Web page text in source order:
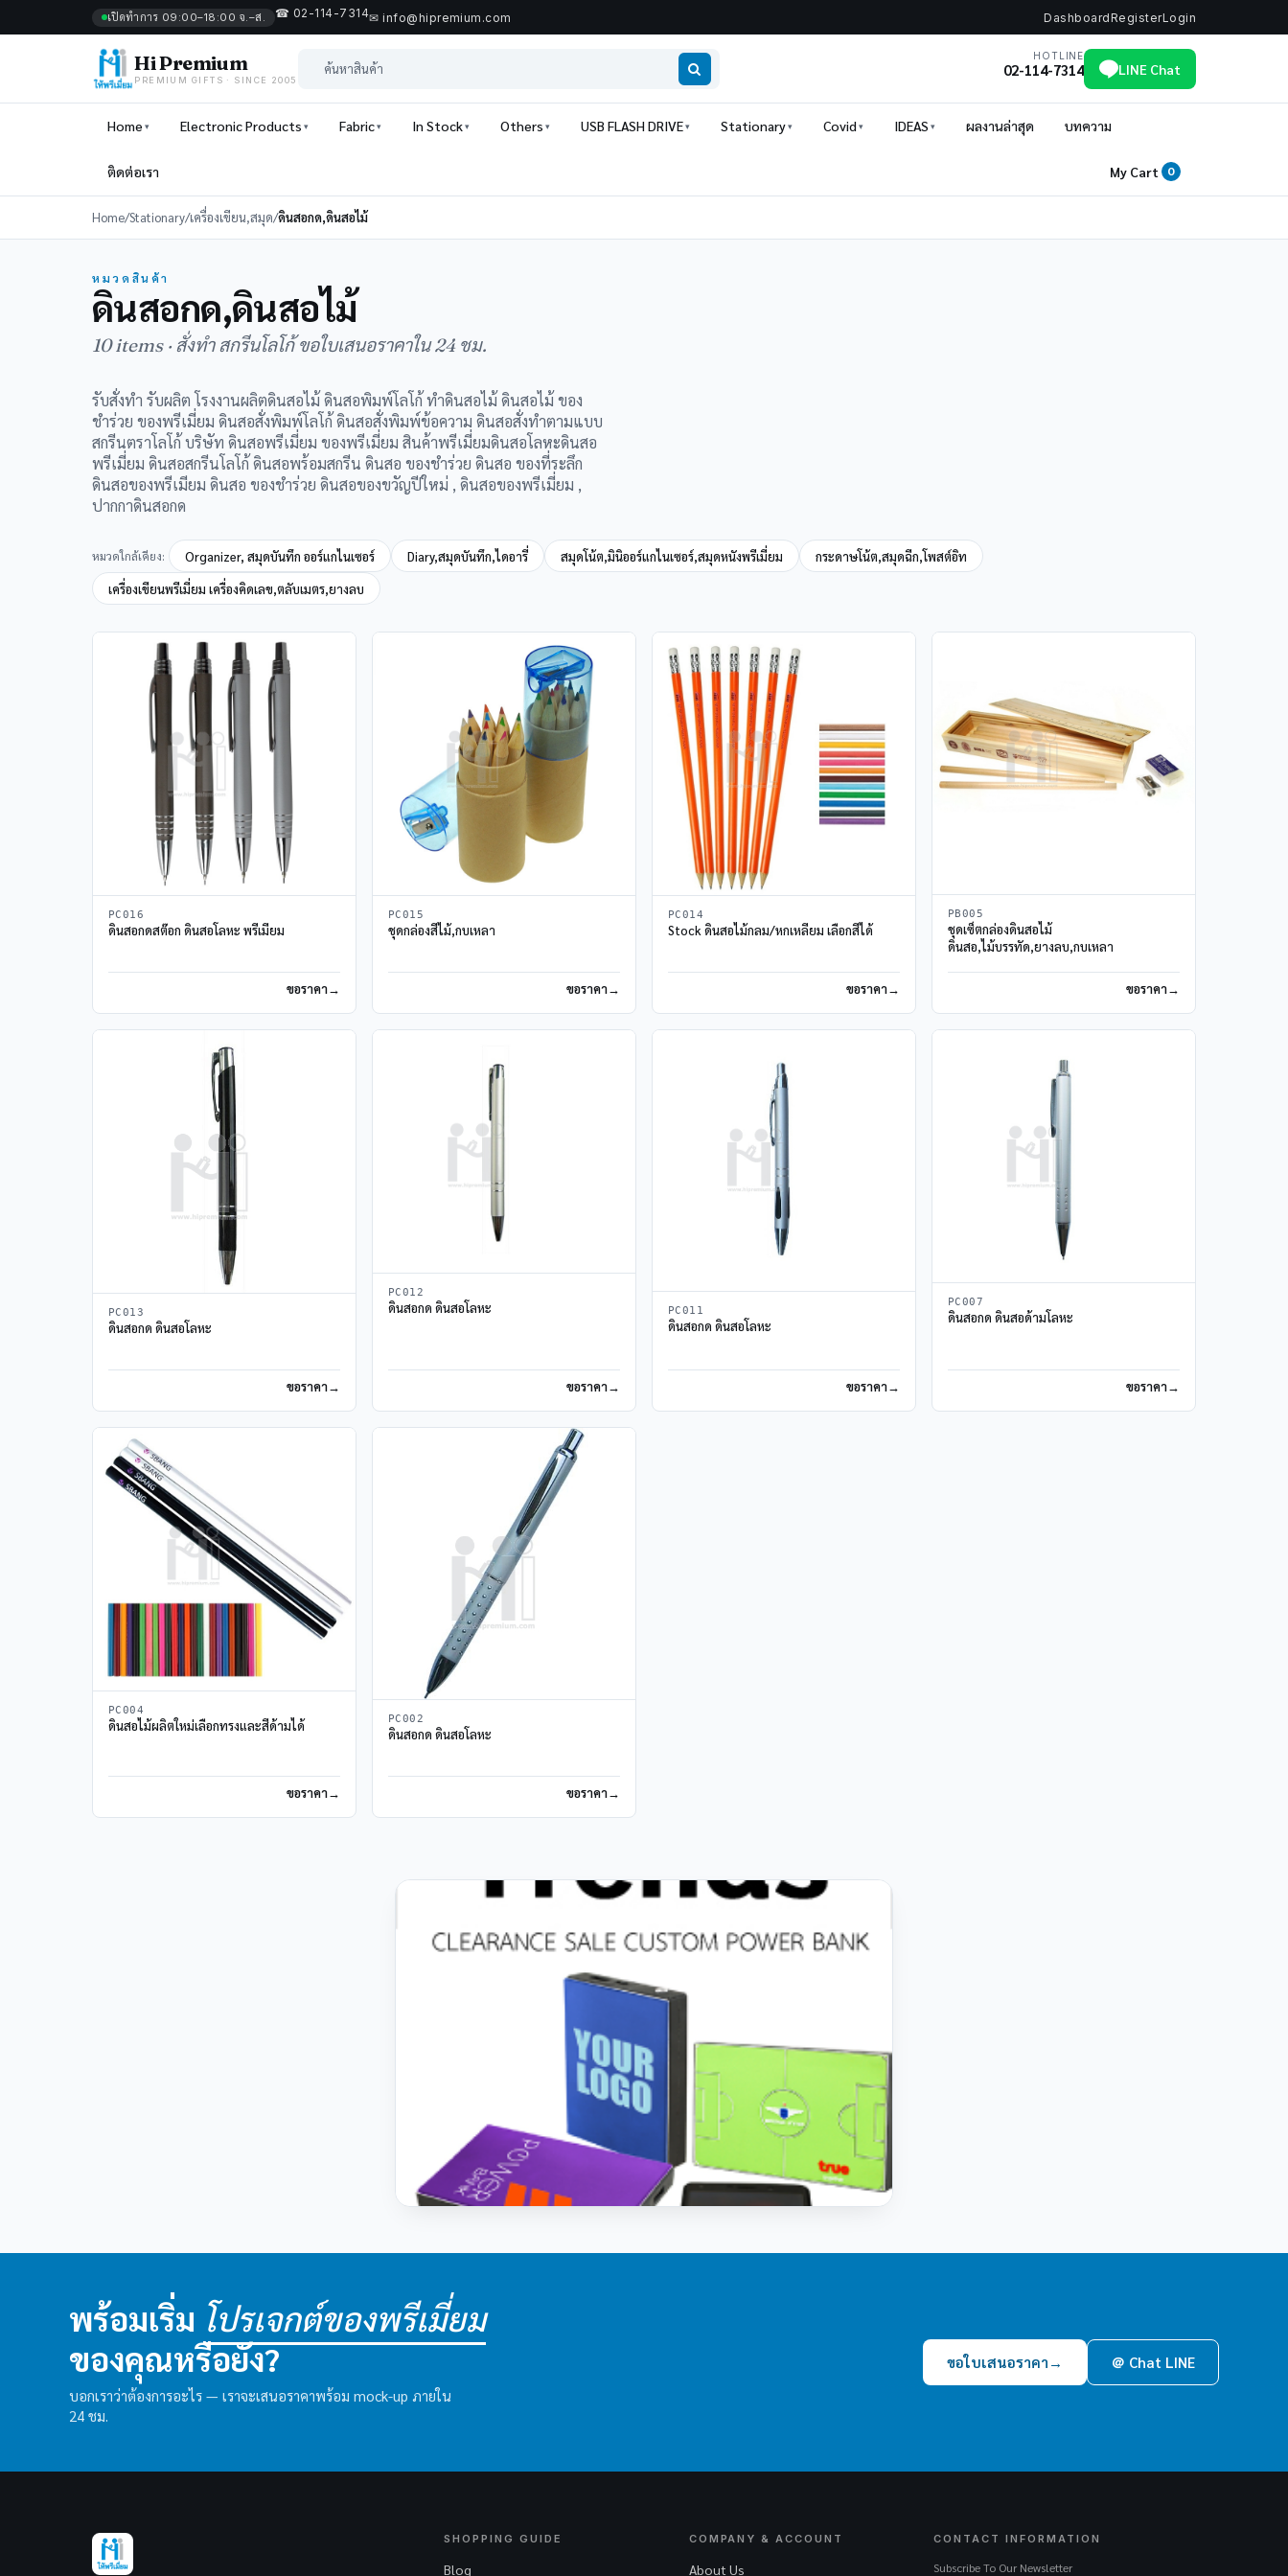
เปิดทำการ 09:00–18:00 จ.–ส. ☎ 02-114-7314✉ info@hipremium.com DashboardRegisterLogin
Hi Premium
PREMIUM GIFTS · SINCE 2005
HOTLINE
02-114-7314 LINE Chat
Home Electronic Products Fabric In Stock Others USB FLASH DRIVE Stationary Covid IDEAS ผลงานล่าสุด บทความ
ติดต่อเรา My Cart 0
Home/Stationary/เครื่องเขียน,สมุด/ดินสอกด,ดินสอไม้
หมวดสินค้า
ดินสอกด,ดินสอไม้
10 items · สั่งทำ สกรีนโลโก้ ขอใบเสนอราคาใน 24 ชม.
รับสั่งทำ รับผลิต โรงงานผลิตดินสอไม้ ดินสอพิมพ์โลโก้ ทําดินสอไม้ ดินสอไม้ ของ
ชำร่วย ของพรีเมี่ยม ดินสอสั่งพิมพ์โลโก้ ดินสอสั่งพิมพ์ข้อความ ดินสอสั่งทำตามแบบ
สกรีนตราโลโก้ บริษัท ดินสอพรีเมี่ยม ของพรีเมี่ยม สินค้าพรีเมี่ยมดินสอโลหะดินสอ
พรีเมี่ยม ดินสอสกรีนโลโก้ ดินสอพร้อมสกรีน ดินสอ ของชำร่วย ดินสอ ของที่ระลึก
ดินสอของพรีเมียม ดินสอ ของชำร่วย ดินสอของขวัญปีใหม่ , ดินสอของพรีเมี่ยม ,
ปากกาดินสอกด
หมวดใกล้เคียง: Organizer, สมุดบันทึก ออร์แกไนเซอร์ Diary,สมุดบันทึก,ไดอารี่ สมุดโน้ต,มินิออร์แกไนเซอร์,สมุดหนังพรีเมี่ยม
กระดาษโน้ต,สมุดฉีก,โพสต์อิท
เครื่องเขียนพรีเมี่ยม เครื่องคิดเลข,ตลับเมตร,ยางลบ
PC016
ดินสอกดสต๊อก ดินสอโลหะ พรีเมี่ยม
ขอราคา
PC015
ชุดกล่องสีไม้,กบเหลา
ขอราคา
PC014
Stock ดินสอไม้กลม/หกเหลี่ยม เลือกสีได้
ขอราคา
PB005
ชุดเซ็ตกล่องดินสอไม้
ดินสอ,ไม้บรรทัด,ยางลบ,กบเหลา
ขอราคา
PC013
ดินสอกด ดินสอโลหะ
ขอราคา
PC012
ดินสอกด ดินสอโลหะ
ขอราคา
PC011
ดินสอกด ดินสอโลหะ
ขอราคา
PC007
ดินสอกด ดินสอด้ามโลหะ
ขอราคา
PC004
ดินสอไม้ผลิตใหม่เลือกทรงและสีด้ามได้
ขอราคา
PC002
ดินสอกด ดินสอโลหะ
ขอราคา
พร้อมเริ่ม โปรเจกต์ของพรีเมี่ยม
ของคุณหรือยัง?
บอกเราว่าต้องการอะไร — เราจะเสนอราคาพร้อม mock-up ภายใน
24 ชม.
ขอใบเสนอราคา → ＠ Chat LINE
SHOPPING GUIDE
Blog
COMPANY & ACCOUNT
About Us
CONTACT INFORMATION
Subscribe To Our Newsletter